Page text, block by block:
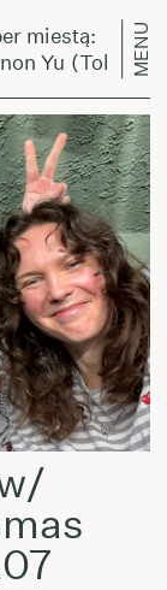
miestą:
Yu (TolouseMENU